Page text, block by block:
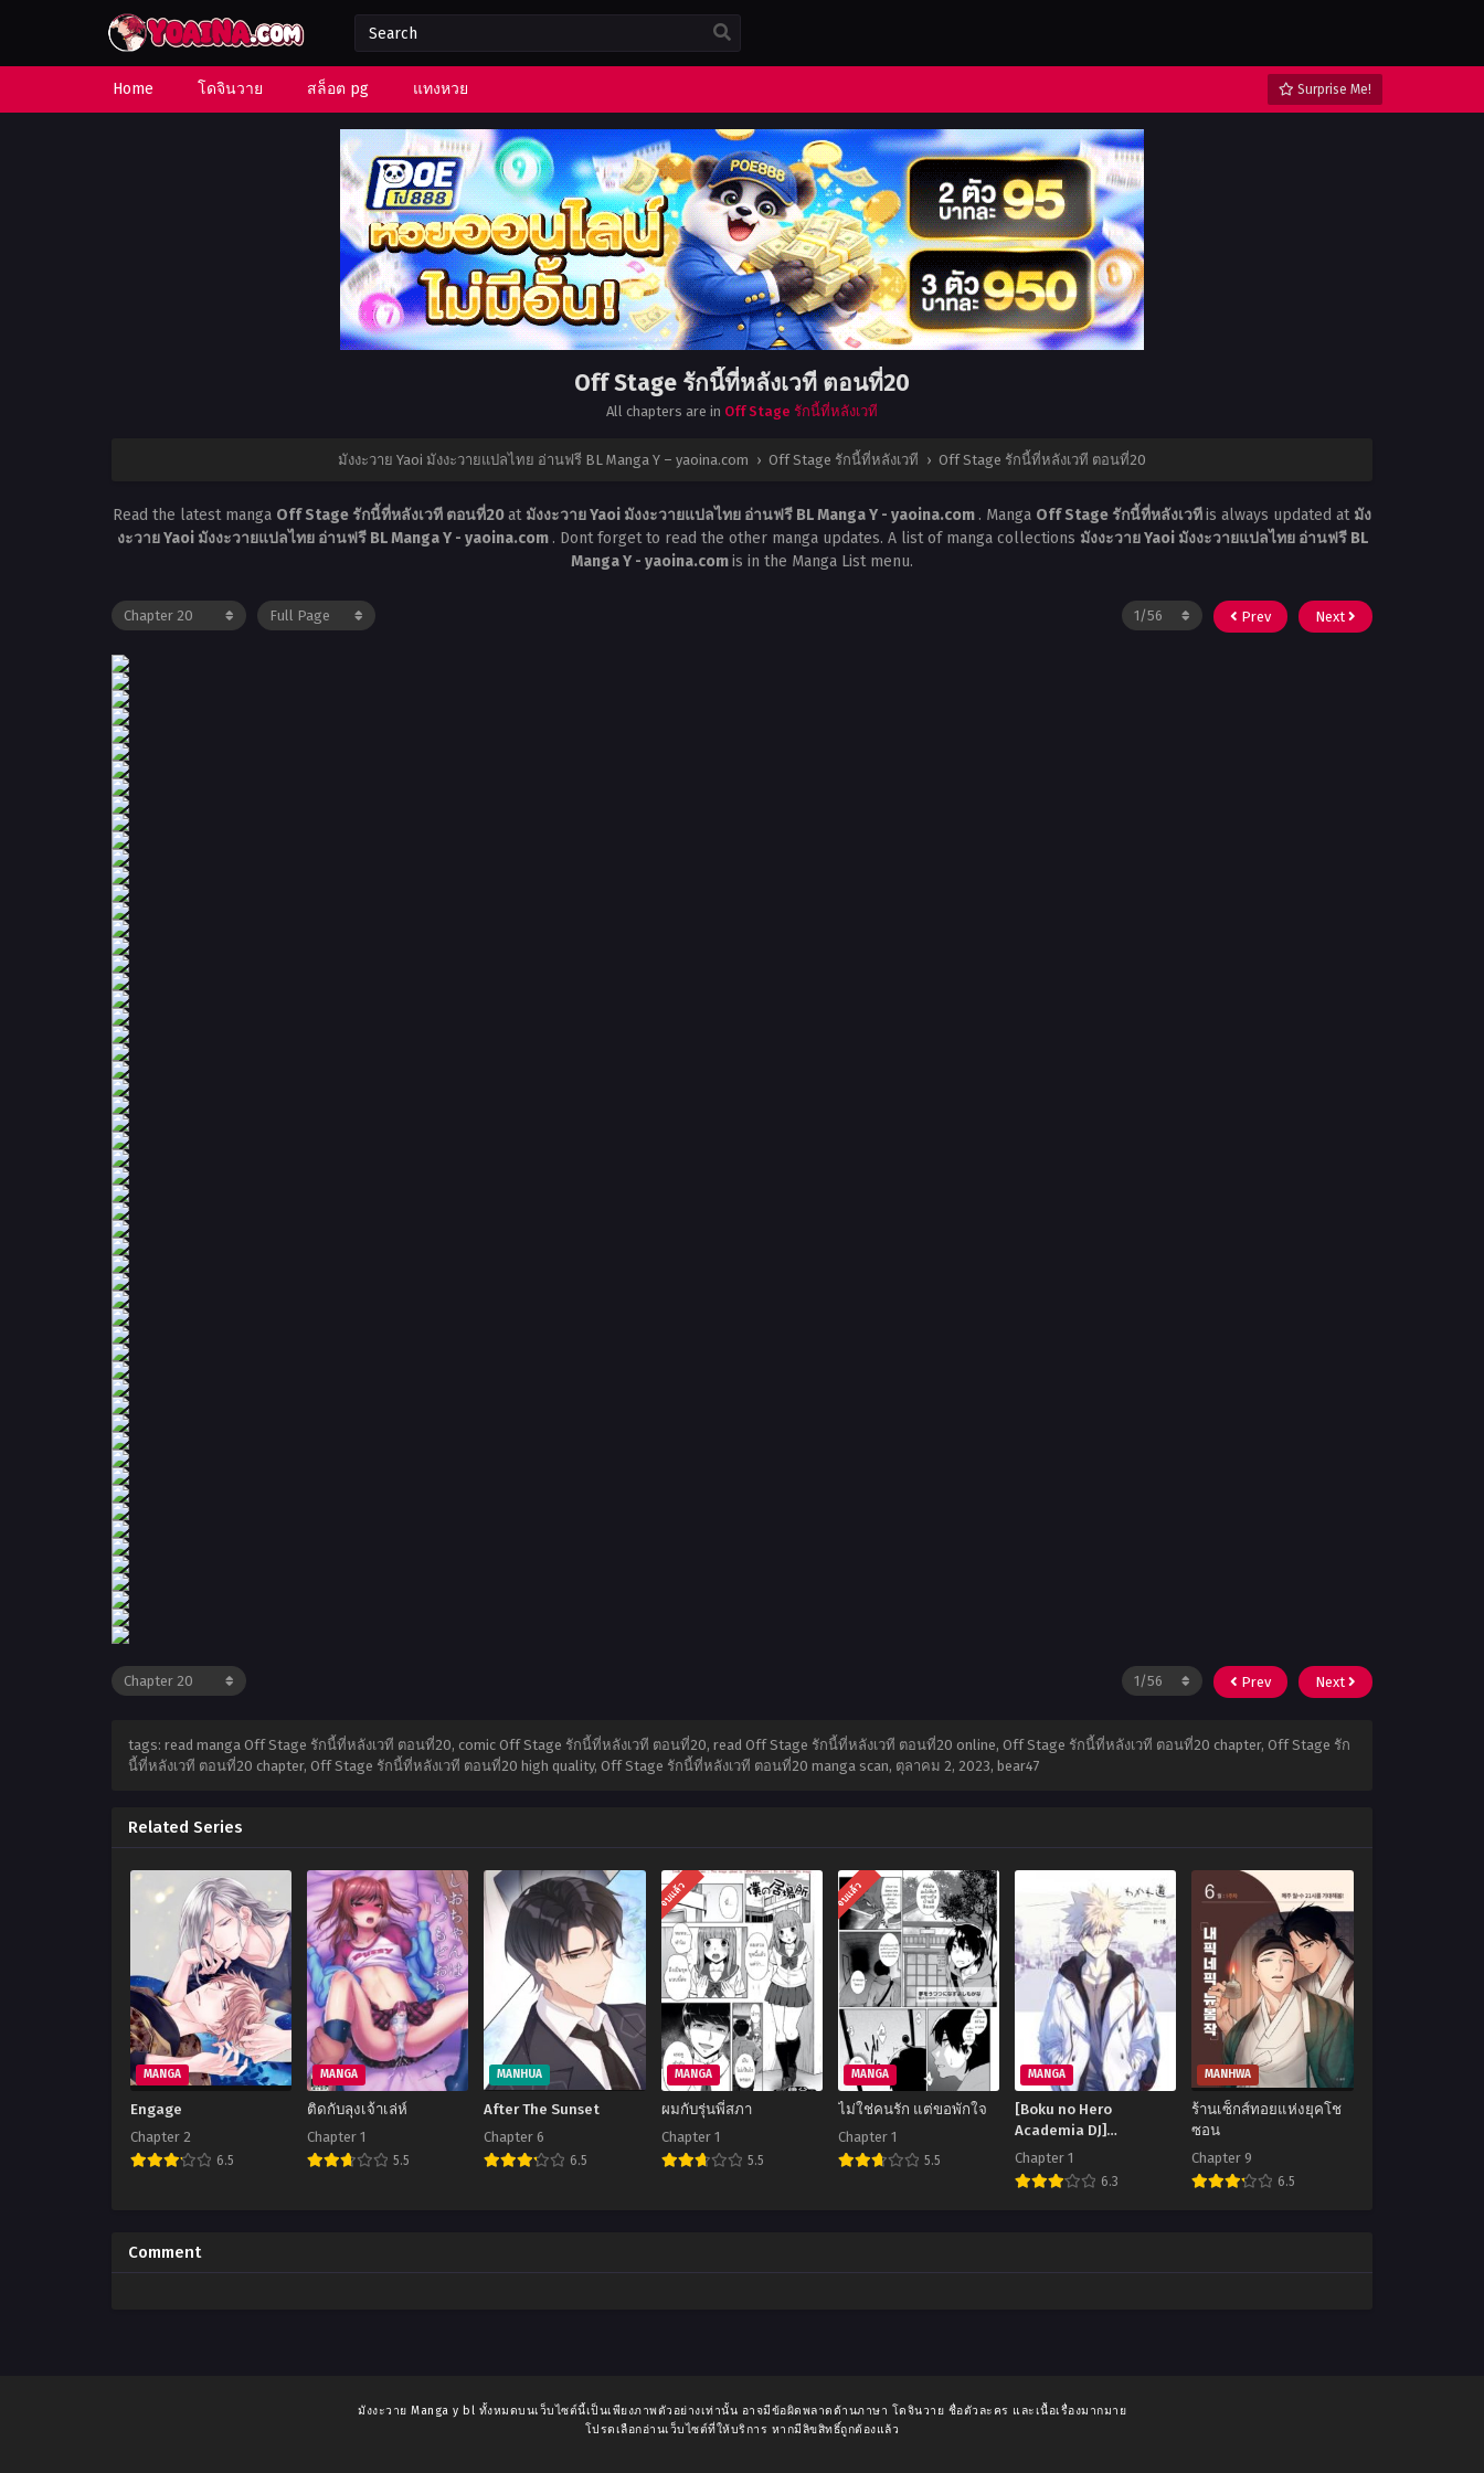
Home โดจินวาย สล็อต pg แทงหวย Surprise Me!
Off Stage รักนี้ที่หลังเวที ตอนที่20
All chapters are in Off Stage รักนี้ที่หลังเวที
มังงะวาย Yaoi มังงะวายแปลไทย อ่านฟรี BL Manga Y – yaoina.com › Off Stage รักนี้ที่หลังเวที › Off Stage รักนี้ที่หลังเวที ตอนที่20
Read the latest manga Off Stage รักนี้ที่หลังเวที ตอนที่20at มังงะวาย Yaoi มังงะวายแปลไทย อ่านฟรี BL Manga Y - yaoina.com . Manga Off Stage รักนี้ที่หลังเวทีis always updated at มัง
งะวาย Yaoi มังงะวายแปลไทย อ่านฟรี BL Manga Y - yaoina.com . Dont forget to read the other manga updates. A list of manga collections มังงะวาย Yaoi มังงะวายแปลไทย อ่านฟรี BL
Manga Y - yaoina.comis in the Manga List menu.
Prev Next
Prev Next
tags: read manga Off Stage รักนี้ที่หลังเวที ตอนที่20, comic Off Stage รักนี้ที่หลังเวที ตอนที่20, read Off Stage รักนี้ที่หลังเวที ตอนที่20 online, Off Stage รักนี้ที่หลังเวที ตอนที่20 chapter, Off Stage รัก
นี้ที่หลังเวที ตอนที่20 chapter, Off Stage รักนี้ที่หลังเวที ตอนที่20 high quality, Off Stage รักนี้ที่หลังเวที ตอนที่20 manga scan, ตุลาคม 2, 2023, bear47
Related Series
MANGA
Engage
Chapter 2
6.5
MANGA
ติดกับลุงเจ้าเล่ห์
Chapter 1
5.5
MANHUA
After The Sunset
Chapter 6
6.5
จบแล้ว
MANGA
ผมกับรุ่นพี่สภา
Chapter 1
5.5
จบแล้ว
MANGA
ไม่ใช่คนรัก แต่ขอพักใจ
Chapter 1
5.5
MANGA
[Boku no Hero
Academia DJ]
Wakaremichi
Chapter 1
6.3
MANHWA
ร้านเซ็กส์ทอยแห่งยุคโช
ซอน
Chapter 9
6.5
Comment
มังงะวาย Manga y bl ทั้งหมดบนเว็บไซต์นี้เป็นเพียงภาพตัวอย่างเท่านั้น อาจมีข้อผิดพลาดด้านภาษา โดจินวาย ชื่อตัวละคร และเนื้อเรื่องมากมาย
โปรดเลือกอ่านเว็บไซต์ที่ให้บริการ หากมีลิขสิทธิ์ถูกต้องแล้ว